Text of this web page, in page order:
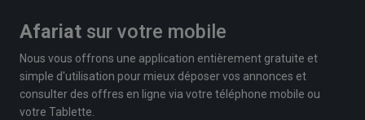
Afariat sur votre mobile
Nous vous offrons une application entièrement gratuite et
simple d'utilisation pour mieux déposer vos annonces et
consulter des offres en ligne via votre téléphone mobile ou
votre Tablette.